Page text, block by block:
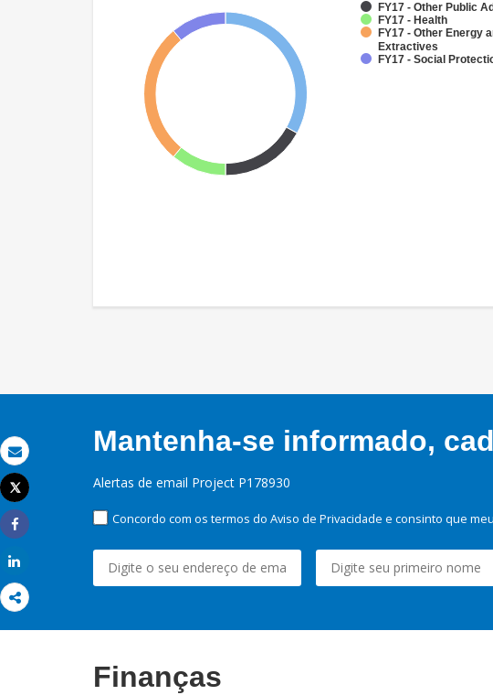
Email
Imprimir
Tweet
Share
FY17 - Other Public
FY17 - Health
FY17 - Other Energy
Extractives
FY17 - Social
Mantenha-se informado,
Alertas de email Project P178930
Concordo com os termos do Aviso de Privacidade e consinto que
Finanças